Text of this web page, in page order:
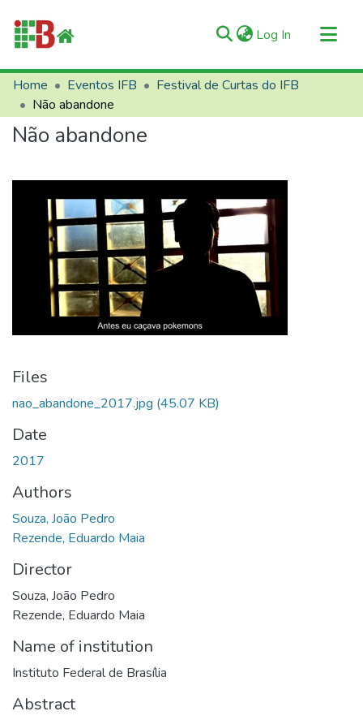
Log In (current)
Communities & Collections
All of RIIFB
Manuals and Terms
About RIIFB
Contacts
Home Eventos IFB
Festival de Curtas do IFB
Não abandone
Não abandone
Files
nao_abandone_2017.jpg (45.07 KB)
Date
2017
Authors
Souza, João Pedro
Rezende, Eduardo Maia
Director
Souza, João Pedro
Rezende, Eduardo Maia
Name of institution
Instituto Federal de Brasília
Abstract